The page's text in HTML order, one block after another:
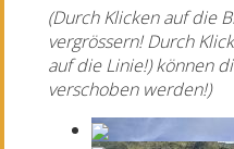
(Durch Klicken auf die
vergrössern!Durch
auf die Linie!) können
verschoben werden!)